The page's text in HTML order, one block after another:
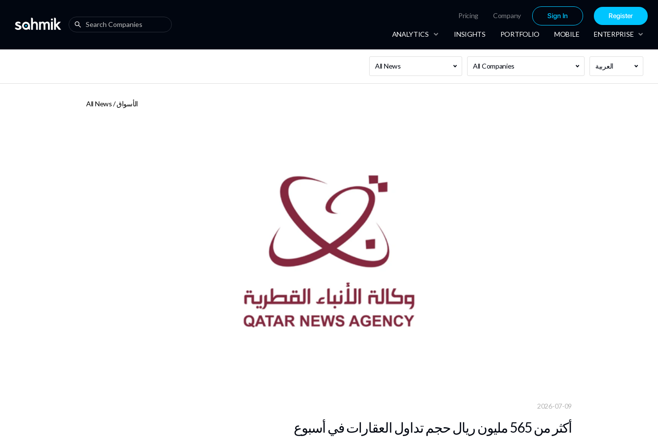
Pricing Company Sign In Register
ANALYTICS INSIGHTS PORTFOLIO MOBILE ENTERPRISE
All News All Companies العربية
All News /الأسواق
2026-07-09
أكثر من 565 مليون ريال حجم تداول العقارات في أسبوع